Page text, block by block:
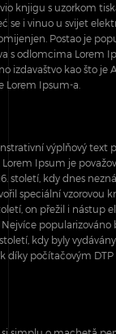
knjigu s uzorkom
se i vinuo u svijet
Postao je
s odlomcima Lorem
izdavaštvo kao što je
Lorem Ipsum-a.
výplňový text
Ipsum je
století, kdy dnes
speciální vzorovou
on přežil i nástup
popularizováno
kdy byly
díky počítačovým